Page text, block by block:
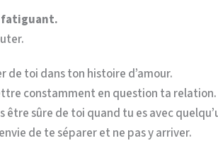
fatiguant.
de toi dans ton histoire d’amour.
constamment en question ta relation.
être sûre de toi quand tu es avec
de te séparer et ne pas y arriver.